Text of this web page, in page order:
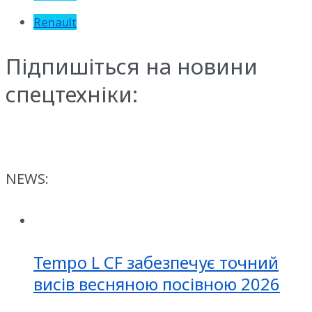
Renault
Підпишіться на новини
спецтехніки:
NEWS:
Tempo L CF забезпечує точний
висів весняною посівною 2026